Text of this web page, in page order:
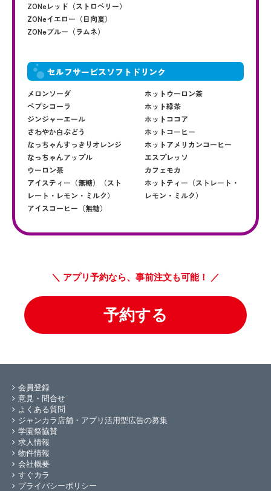
ZONeレッド（ストロベリー）
ZONeイエロー（日向夏）
ZONeブルー（ラムネ）
セルフサービスソフトドリンク
メロンソーダ
ペプシコーラ
ジンジャーエール
さわやか白ぶどう
なっちゃんすっきりオレンジ
なっちゃんアップル
ウーロン茶
アイスティー（無糖）（スト
レート・レモン・ミルク）
アイスコーヒー（無糖）
ホットウーロン茶
ホット緑茶
ホットココア
ホットコーヒー
ホットアメリカンコーヒー
エスプレッソ
カフェモカ
ホットティー（ストレート・
レモン・ミルク）
予約する
会員登録
意見・問合せ
よくある質問
ジャンカラ店舗・アプリ活用型広告の募集
学園祭協賛
求人情報
物件情報
会社概要
すぐカラ
プライバシーポリシー